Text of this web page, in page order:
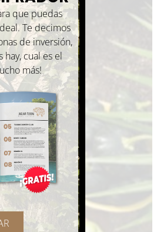
que puedas
Te decimos
de inversión,
cual es el
más!